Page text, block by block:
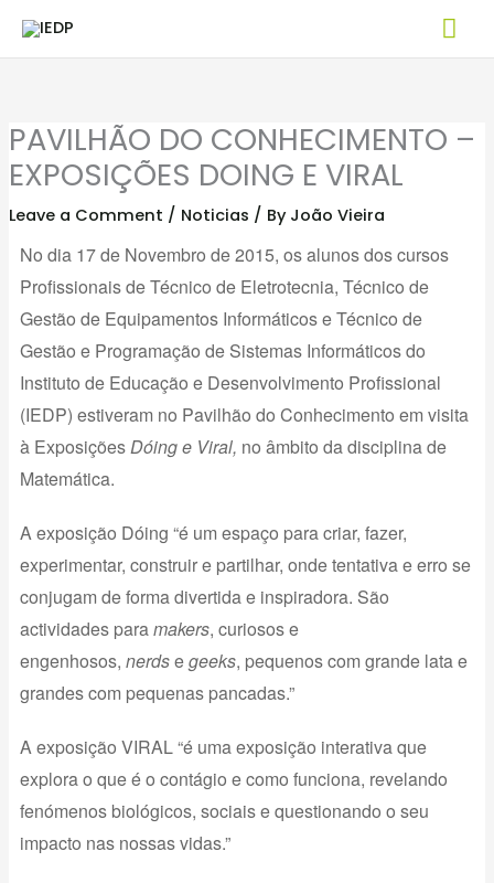
PAVILHÃO DO CONHECIMENTO –
EXPOSIÇÕES DOING E VIRAL
Leave a Comment / Noticias / By João Vieira
No dia 17 de Novembro de 2015, os alunos dos cursos
Profissionais de Técnico de Eletrotecnia, Técnico de
Gestão de Equipamentos Informáticos e Técnico de
Gestão e Programação de Sistemas Informáticos do
Instituto de Educação e Desenvolvimento Profissional
(IEDP) estiveram no Pavilhão do Conhecimento em visita
à ExposiçõesDóing e Viral, no âmbito da disciplina de
Matemática.
A exposição Dóing “é um espaço para criar, fazer,
experimentar, construir e partilhar, onde tentativa e erro se
conjugam de forma divertida e inspiradora. São
actividades paramakers, curiosos e
engenhosos, nerdsegeeks, pequenos com grande lata e
grandes com pequenas pancadas.”
A exposição VIRAL “é uma exposição interativa que
explora o que é o contágio e como funciona, revelando
fenómenos biológicos, sociais e questionando o seu
impacto nas nossas vidas.”